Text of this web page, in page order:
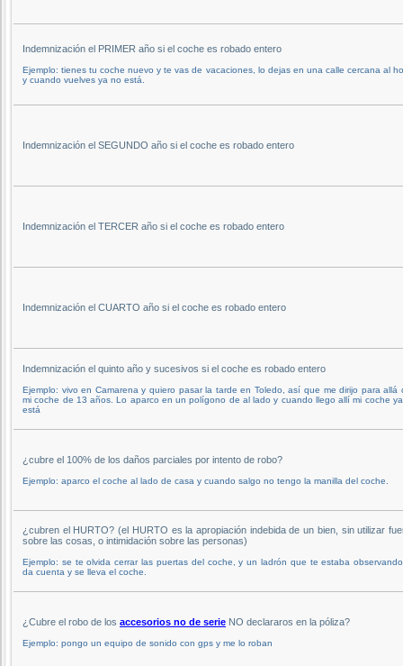
Indemnización el PRIMER año si el coche es robado entero
Ejemplo: tienes tu coche nuevo y te vas de vacaciones, lo dejas en una calle cercana al
y cuando vuelves ya no está.
Indemnización el SEGUNDO año si el coche es robado entero
Indemnización el TERCER año si el coche es robado entero
Indemnización el CUARTO año si el coche es robado entero
Indemnización el quinto año y sucesivos si el coche es robado entero
Ejemplo: vivo en Camarena y quiero pasar la tarde en Toledo, así que me dirijo para allá
mi coche de 13 años. Lo aparco en un polígono de al lado y cuando llego allí mi coche
está
¿cubre el 100% de los daños parciales por intento de robo?
Ejemplo: aparco el coche al lado de casa y cuando salgo no tengo la manilla del coche.
¿cubren el HURTO? (el HURTO es la apropiación indebida de un bien, sin utilizar
sobre las cosas, o intimidación sobre las personas)
Ejemplo: se te olvida cerrar las puertas del coche, y un ladrón que te estaba
da cuenta y se lleva el coche.
¿Cubre el robo de los accesorios no de serie NO declararos en la póliza?
Ejemplo: pongo un equipo de sonido con gps y me lo roban